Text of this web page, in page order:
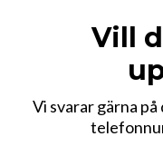
Vill
Vi svarar gärna